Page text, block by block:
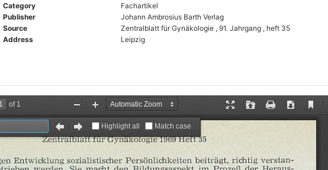
Category
Fachartikel
Publisher
Johann Ambrosius Barth Verlag
Source
Zentralblatt für Gynäkologie , 91. Jahrgang , heft 35
Address
Leipzig